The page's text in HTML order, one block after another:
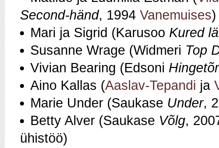
Second‑händ, 1994 Vanemuises)
Mari ja Sigrid (Karusoo Kured
Susanne Wrage (Widmeri Top
Vivian Bearing (Edsoni
Aino Kallas (Aaslav-Tepandi ja
Marie Under (Saukase Under,
Betty Alver (Saukase Võlg,
ühistöö)